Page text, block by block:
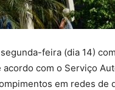
feira (dia 14)
com o Serviço
em redes de